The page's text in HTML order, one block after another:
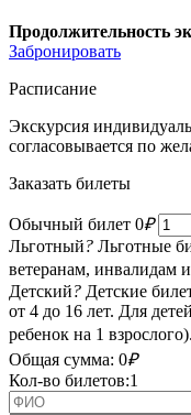
Продолжительность
Забронировать
Расписание
Экскурсия
согласовывается по
Заказать билеты
Обычный билет 0₽
Льготный? Льготные
ветеранам, инвалидам
Детский? Детские
от 4 до 16 лет. Для
ребенок на 1 взрослого).
Общая сумма: 0₽
Кол-во билетов:1